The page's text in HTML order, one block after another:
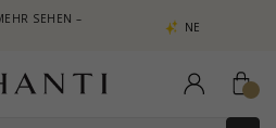
–
NEW COLLECTION | AURA